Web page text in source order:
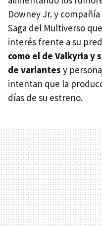
Downey Jr. y
Saga del Multiverso
interés frente a su
como el de Valkyria y
de variantes y
intentan que la
días de su estreno.